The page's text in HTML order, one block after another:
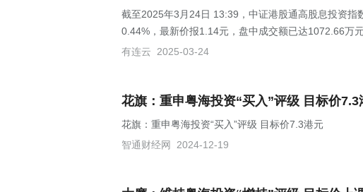
截至2025年3月24日 13:39，中证港股通高股息投资
0.44%，最新价报1.14元，盘中成交额已达1072.66万
有连云
2025-03-24
花旗：重申粤海投资“买入”评级 目标价7.3
花旗：重申粤海投资“买入”评级 目标价7.3港元
智通财经网
2024-12-19